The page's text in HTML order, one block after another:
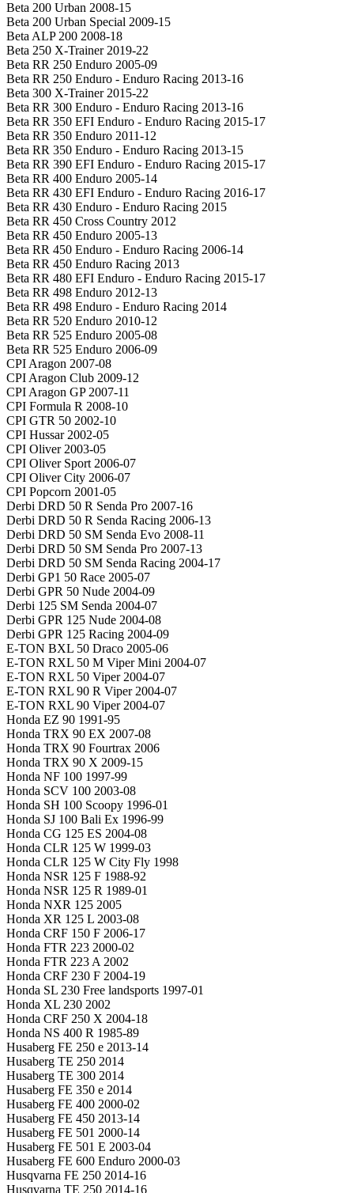
Beta 200 Urban 2008-15
Beta 200 Urban Special 2009-15
Beta ALP 200 2008-18
Beta 250 X-Trainer 2019-22
Beta RR 250 Enduro 2005-09
Beta RR 250 Enduro - Enduro Racing 2013-16
Beta 300 X-Trainer 2015-22
Beta RR 300 Enduro - Enduro Racing 2013-16
Beta RR 350 EFI Enduro - Enduro Racing 2015-17
Beta RR 350 Enduro 2011-12
Beta RR 350 Enduro - Enduro Racing 2013-15
Beta RR 390 EFI Enduro - Enduro Racing 2015-17
Beta RR 400 Enduro 2005-14
Beta RR 430 EFI Enduro - Enduro Racing 2016-17
Beta RR 430 Enduro - Enduro Racing 2015
Beta RR 450 Cross Country 2012
Beta RR 450 Enduro 2005-13
Beta RR 450 Enduro - Enduro Racing 2006-14
Beta RR 450 Enduro Racing 2013
Beta RR 480 EFI Enduro - Enduro Racing 2015-17
Beta RR 498 Enduro 2012-13
Beta RR 498 Enduro - Enduro Racing 2014
Beta RR 520 Enduro 2010-12
Beta RR 525 Enduro 2005-08
Beta RR 525 Enduro 2006-09
CPI Aragon 2007-08
CPI Aragon Club 2009-12
CPI Aragon GP 2007-11
CPI Formula R 2008-10
CPI GTR 50 2002-10
CPI Hussar 2002-05
CPI Oliver 2003-05
CPI Oliver Sport 2006-07
CPI Oliver City 2006-07
CPI Popcorn 2001-05
Derbi DRD 50 R Senda Pro 2007-16
Derbi DRD 50 R Senda Racing 2006-13
Derbi DRD 50 SM Senda Evo 2008-11
Derbi DRD 50 SM Senda Pro 2007-13
Derbi DRD 50 SM Senda Racing 2004-17
Derbi GP1 50 Race 2005-07
Derbi GPR 50 Nude 2004-09
Derbi 125 SM Senda 2004-07
Derbi GPR 125 Nude 2004-08
Derbi GPR 125 Racing 2004-09
E-TON BXL 50 Draco 2005-06
E-TON RXL 50 M Viper Mini 2004-07
E-TON RXL 50 Viper 2004-07
E-TON RXL 90 R Viper 2004-07
E-TON RXL 90 Viper 2004-07
Honda EZ 90 1991-95
Honda TRX 90 EX 2007-08
Honda TRX 90 Fourtrax 2006
Honda TRX 90 X 2009-15
Honda NF 100 1997-99
Honda SCV 100 2003-08
Honda SH 100 Scoopy 1996-01
Honda SJ 100 Bali Ex 1996-99
Honda CG 125 ES 2004-08
Honda CLR 125 W 1999-03
Honda CLR 125 W City Fly 1998
Honda NSR 125 F 1988-92
Honda NSR 125 R 1989-01
Honda NXR 125 2005
Honda XR 125 L 2003-08
Honda CRF 150 F 2006-17
Honda FTR 223 2000-02
Honda FTR 223 A 2002
Honda CRF 230 F 2004-19
Honda SL 230 Free landsports 1997-01
Honda XL 230 2002
Honda CRF 250 X 2004-18
Honda NS 400 R 1985-89
Husaberg FE 250 e 2013-14
Husaberg TE 250 2014
Husaberg TE 300 2014
Husaberg FE 350 e 2014
Husaberg FE 400 2000-02
Husaberg FE 450 2013-14
Husaberg FE 501 2000-14
Husaberg FE 501 E 2003-04
Husaberg FE 600 Enduro 2000-03
Husqvarna FE 250 2014-16
Husqvarna TE 250 2014-16